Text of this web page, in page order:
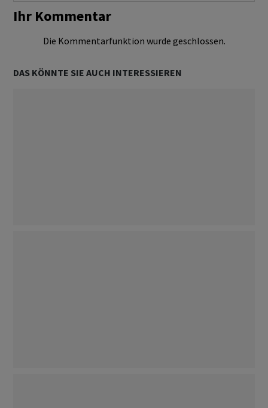
Ihr Kommentar
Die Kommentarfunktion wurde geschlossen.
DAS KÖNNTE SIE AUCH INTERESSIEREN